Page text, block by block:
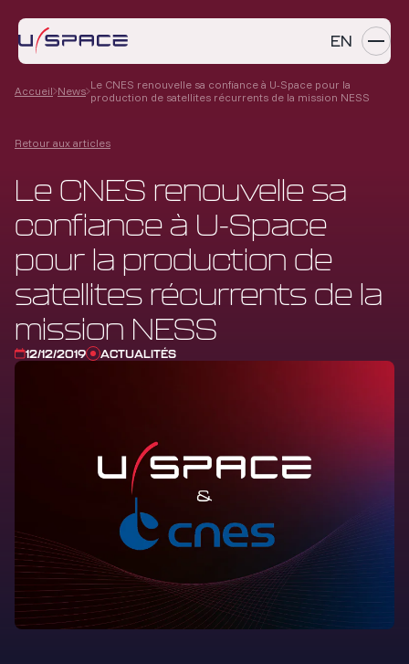
EN
SERVICES
PRODUITS
RÉFÉRENCES
ENTREPRISE
CARRIÈRES
NEWS
Accueil News Le CNES renouvelle sa confiance à U-Space pour la
production de satellites récurrents de la mission NESS
Retour aux articles
Le CNES renouvelle sa
confiance à U-Space
pour la production de
satellites récurrents de la
mission NESS
12/12/2019 ACTUALITÉS